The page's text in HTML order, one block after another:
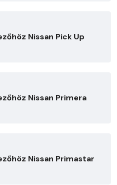
Nissan Pick Up
Nissan Primera
Nissan Primastar